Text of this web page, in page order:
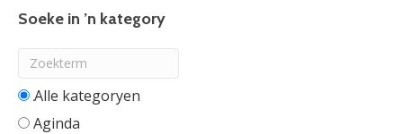
Soeke in ’n kategory
Alle categorieën
Aginda